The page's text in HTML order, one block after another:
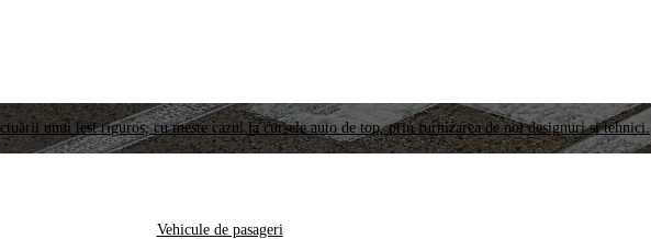
unui test riguros, cu meste cazul la cursele auto de top, prin furnizarea de noi designuri și tehnici.
Vehicule de pasageri